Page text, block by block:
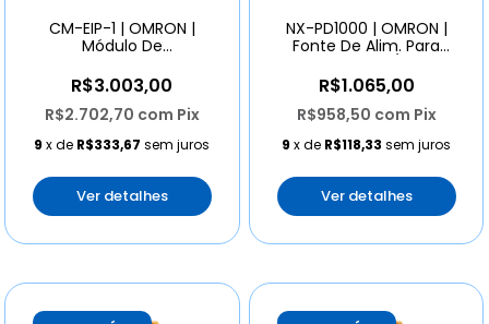
CM-EIP-1 | OMRON |
Módulo De
Ethernet/ip
R$3.003,00
R$2.702,70 com Pix
9 x de R$333,67 sem juros
Ver detalhes
NX-PD1000 | OMRON |
Fonte De Alim. Para
R$1.065,00
R$958,50 com Pix
9 x de R$118,33 sem juros
Ver detalhes